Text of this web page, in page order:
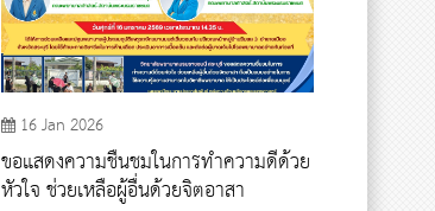
16 Jan 2026
ขอแสดงความชื่นชมในการทำความดีด้วย
หัวใจ ช่วยเหลือผู้อื่นด้วยจิตอาสา